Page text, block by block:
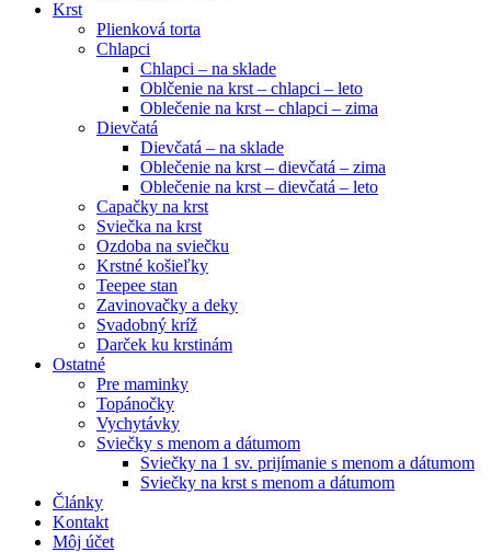
Krst
Plienková torta
Chlapci
Chlapci – na sklade
Oblčenie na krst – chlapci – leto
Oblečenie na krst – chlapci – zima
Dievčatá
Dievčatá – na sklade
Oblečenie na krst – dievčatá – zima
Oblečenie na krst – dievčatá – leto
Capačky na krst
Sviečka na krst
Ozdoba na sviečku
Krstné košieľky
Teepee stan
Zavinovačky a deky
Svadobný kríž
Darček ku krstinám
Ostatné
Pre maminky
Topánočky
Vychytávky
Sviečky s menom a dátumom
Sviečky na 1 sv. prijímanie s menom a dátumom
Sviečky na krst s menom a dátumom
Články
Kontakt
Môj účet